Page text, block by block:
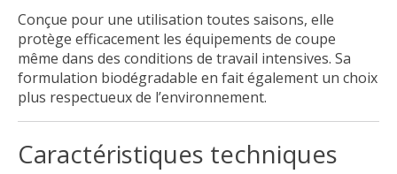
Conçue pour une utilisation toutes saisons, elle
protège efficacement les équipements de coupe
même dans des conditions de travail intensives. Sa
formulation biodégradable en fait également un choix
plus respectueux de l’environnement.
Caractéristiques techniques